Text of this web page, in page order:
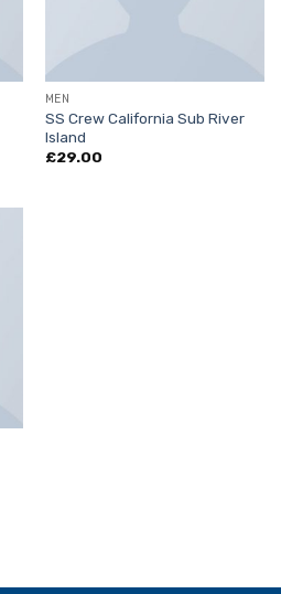
MEN
SS Crew California Sub River
Island
£29.00